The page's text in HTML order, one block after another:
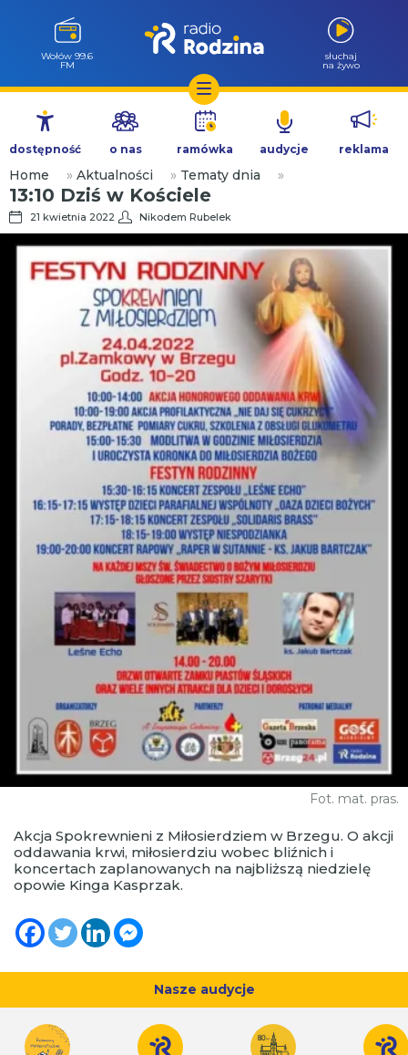
Przejdź
treści
Milicz 88.5
FM
słuchaj
na żywo
dostępność o nas ramówka audycje reklama
Home » Aktualności » Tematy dnia »
13:10 Dziś w Kościele
21 kwietnia 2022 Nikodem Rubelek
Fot. mat. pras.
Akcja Spokrewnieni z Miłosierdziem w Brzegu. O akcji
oddawania krwi, miłosierdziu wobec bliźnich i
koncertach zaplanowanych na najbliższą niedzielę
opowie Kinga Kasprzak.
Nasze audycje